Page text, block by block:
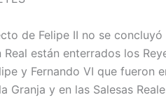
de Felipe II no se
Real están enterrados los
y Fernando VI que fueron
Granja y en las Salesas